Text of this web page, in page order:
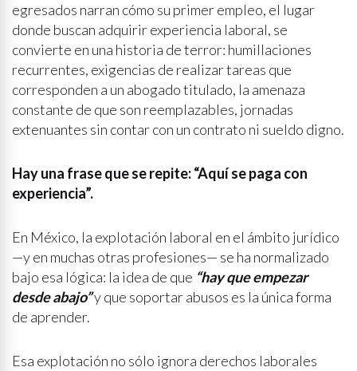
egresados narran cómo su primer empleo, el lugar
donde buscan adquirir experiencia laboral, se
convierte en una historia de terror: humillaciones
recurrentes, exigencias de realizar tareas que
corresponden a un abogado titulado, la amenaza
constante de que son reemplazables, jornadas
extenuantes sin contar con un contrato ni sueldo digno.
Hay una frase que se repite: “Aquí se paga con
experiencia”.
En México, la explotación laboral en el ámbito jurídico
—y en muchas otras profesiones— se ha normalizado
bajo esa lógica: la idea de que “hay que empezar
desde abajo”y que soportar abusos es la única forma
de aprender.
Esa explotación no sólo ignora derechos laborales